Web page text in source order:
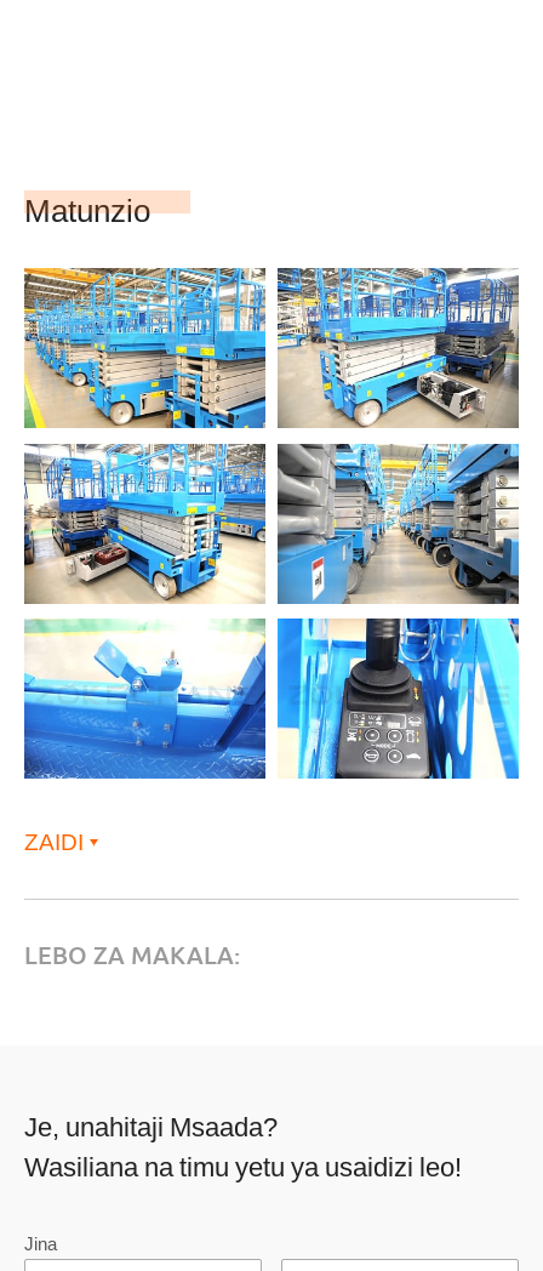
Matunzio
ZAIDI
LEBO ZA MAKALA:
Je, unahitaji Msaada?
Wasiliana na timu yetu ya usaidizi leo!
Jina